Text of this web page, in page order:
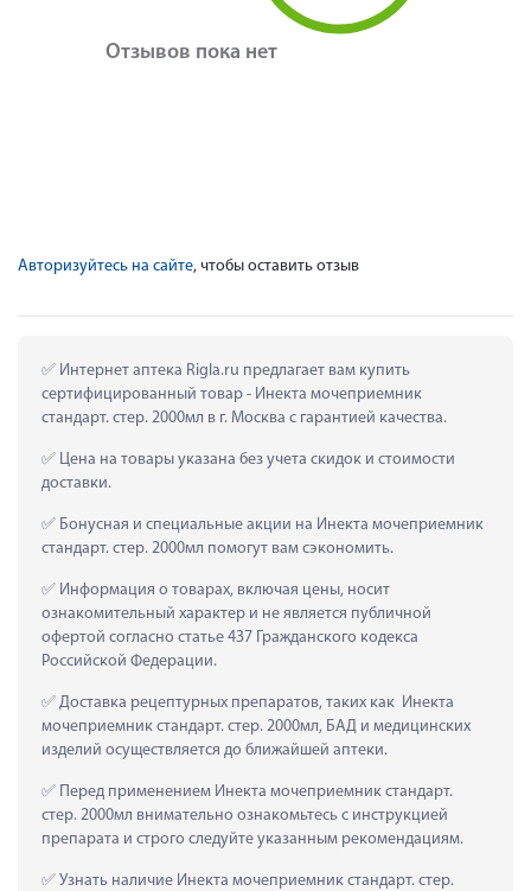
Отзывов пока нет
Авторизуйтесь на сайте, чтобы оставить отзыв
Интернет аптека Rigla.ru предлагает вам купить
сертифицированный товар - Инекта мочеприемник
стандарт. стер. 2000мл в г. Москва с гарантией качества.
Цена на товары указана без учета скидок и стоимости
доставки.
Бонусная и специальные акции на Инекта мочеприемник
стандарт. стер. 2000мл помогут вам сэкономить.
Информация о товарах, включая цены, носит
ознакомительный характер и не является публичной
офертой согласно статье 437 Гражданского кодекса
Российской Федерации.
Доставка рецептурных препаратов, таких как  Инекта
мочеприемник стандарт. стер. 2000мл, БАД и медицинских
изделий осуществляется до ближайшей аптеки.
Перед применением Инекта мочеприемник стандарт.
стер. 2000мл внимательно ознакомьтесь с инструкцией
препарата и строго следуйте указанным рекомендациям.
Узнать наличие Инекта мочеприемник стандарт. стер.